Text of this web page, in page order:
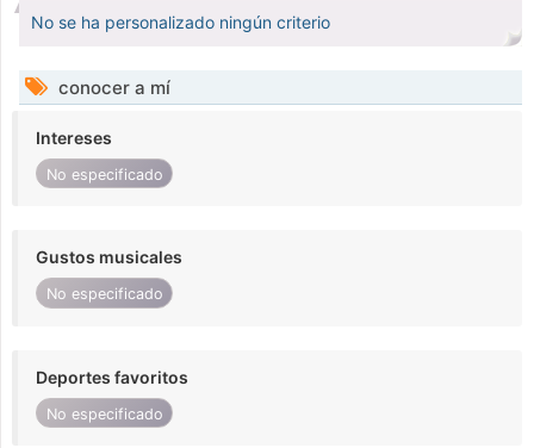
No se ha personalizado ningún criterio
conocer a mí
Intereses
No especificado
Gustos musicales
No especificado
Deportes favoritos
No especificado